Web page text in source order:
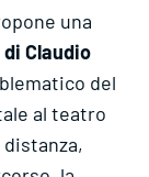
una
Claudio
del
al teatro